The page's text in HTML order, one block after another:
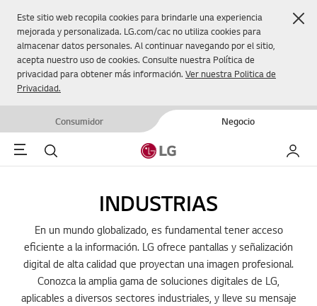
Este sitio web recopila cookies para brindarle una experiencia
mejorada y personalizada. LG.com/cac no utiliza cookies para
almacenar datos personales. Al continuar navegando por el sitio,
acepta nuestro uso de cookies. Consulte nuestra Política de
privacidad para obtener más información. Ver nuestra Politica de
Privacidad.
Consumidor Negocio
Menu Buscar Mi LG
INDUSTRIAS
En un mundo globalizado, es fundamental tener acceso
eficiente a la información. LG ofrece pantallas y señalización
digital de alta calidad que proyectan una imagen profesional.
Conozca la amplia gama de soluciones digitales de LG,
aplicables a diversos sectores industriales, y lleve su mensaje